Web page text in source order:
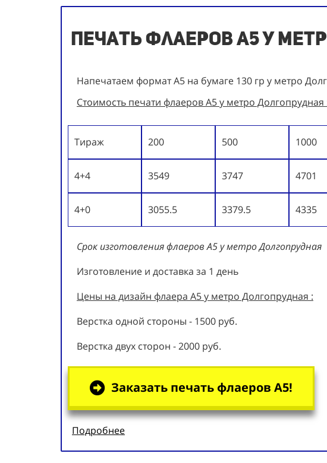
Печать флаеров А5 у
Напечатаем формат А5 на бумаге 130 гр у метро
Стоимость печати флаеров А5 у метро Долгопрудная
Тираж 200 500 1000
4+4 3549 3747 4701
4+0 3055.5 3379.5 4335
Срок изготовления флаеров А5 у метро Долгопрудная
Изготовление и доставка за 1 день
Цены на дизайн флаера А5 у метро Долгопрудная :
Верстка одной стороны - 1500 руб.
Верстка двух сторон - 2000 руб.
Заказать печать флаеров А5!
Подробнее